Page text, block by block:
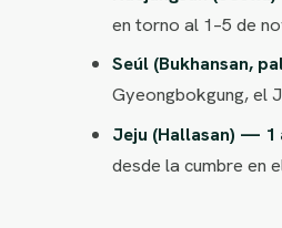
en torno al 1–5 de
Seúl (Bukhansan,
Gyeongbokgung, el
Jeju (Hallasan) — 1
desde la cumbre en